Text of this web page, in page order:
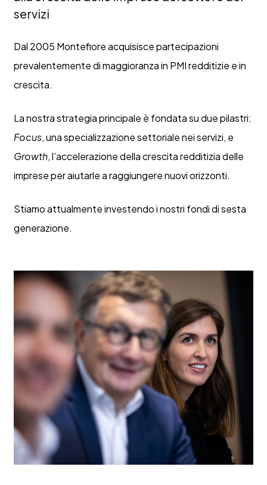
servizi
Dal 2005 Montefiore acquisisce partecipazioni
prevalentemente di maggioranza in PMI redditizie e in
crescita.
La nostra strategia principale è fondata su due pilastri:
Focus, una specializzazione settoriale nei servizi, e
Growth, l’accelerazione della crescita redditizia delle
imprese per aiutarle a raggiungere nuovi orizzonti.
Stiamo attualmente investendo i nostri fondi di sesta
generazione.